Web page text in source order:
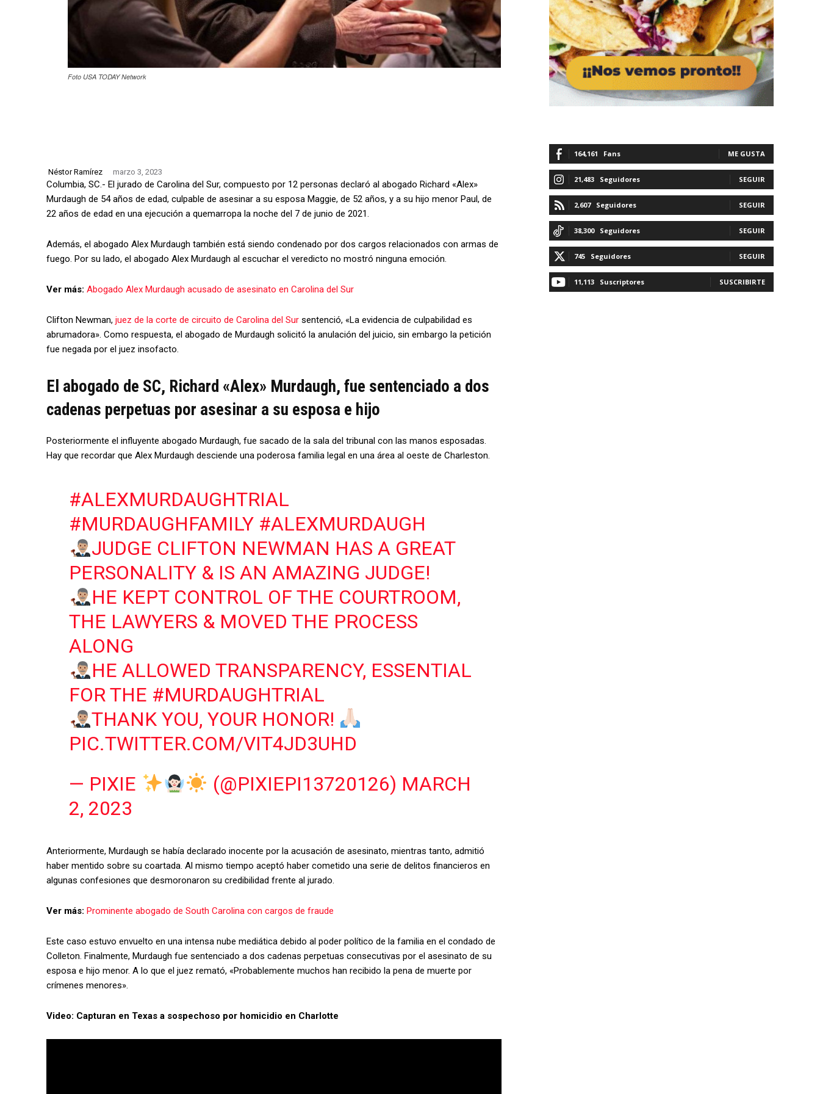
Foto USA TODAY Network
Néstor Ramírez marzo 3, 2023
Columbia, SC.- El jurado de Carolina del Sur, compuesto por 12 personas declaró al abogado Richard «Alex»
Murdaugh de 54 años de edad, culpable de asesinar a su esposa Maggie, de 52 años, y a su hijo menor Paul, de
22 años de edad en una ejecución a quemarropa la noche del 7 de junio de 2021.
Además, el abogado Alex Murdaugh también está siendo condenado por dos cargos relacionados con armas de
fuego. Por su lado, el abogado Alex Murdaugh al escuchar el veredicto no mostró ninguna emoción.
Ver más: Abogado Alex Murdaugh acusado de asesinato en Carolina del Sur
Clifton Newman, juez de la corte de circuito de Carolina del Sur sentenció, «La evidencia de culpabilidad es
abrumadora». Como respuesta, el abogado de Murdaugh solicitó la anulación del juicio, sin embargo la petición
fue negada por el juez insofacto.
El abogado de SC, Richard «Alex» Murdaugh, fue sentenciado a dos
cadenas perpetuas por asesinar a su esposa e hijo
Posteriormente el influyente abogado Murdaugh, fue sacado de la sala del tribunal con las manos esposadas.
Hay que recordar que Alex Murdaugh desciende una poderosa familia legal en una área al oeste de Charleston.
#ALEXMURDAUGHTRIAL
#MURDAUGHFAMILY #ALEXMURDAUGH
JUDGE CLIFTON NEWMAN HAS A GREAT
PERSONALITY & IS AN AMAZING JUDGE!
HE KEPT CONTROL OF THE COURTROOM,
THE LAWYERS & MOVED THE PROCESS
ALONG
HE ALLOWED TRANSPARENCY, ESSENTIAL
FOR THE #MURDAUGHTRIAL
THANK YOU, YOUR HONOR!
PIC.TWITTER.COM/VIT4JD3UHD
— PIXIE
(@PIXIEPI13720126) MARCH
2, 2023
Anteriormente, Murdaugh se había declarado inocente por la acusación de asesinato, mientras tanto, admitió
haber mentido sobre su coartada. Al mismo tiempo aceptó haber cometido una serie de delitos financieros en
algunas confesiones que desmoronaron su credibilidad frente al jurado.
Ver más: Prominente abogado de South Carolina con cargos de fraude
Este caso estuvo envuelto en una intensa nube mediática debido al poder político de la familia en el condado de
Colleton. Finalmente, Murdaugh fue sentenciado a dos cadenas perpetuas consecutivas por el asesinato de su
esposa e hijo menor. A lo que el juez remató, «Probablemente muchos han recibido la pena de muerte por
crímenes menores».
Video: Capturan en Texas a sospechoso por homicidio en Charlotte
164,161 Fans ME GUSTA
21,483 Seguidores SEGUIR
2,607 Seguidores SEGUIR
38,300 Seguidores SEGUIR
745 Seguidores SEGUIR
11,113 Suscriptores SUSCRIBIRTE